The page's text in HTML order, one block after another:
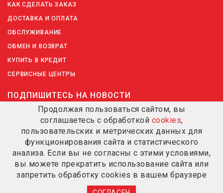
КАК СДЕЛАТЬ ЗАКАЗ
ДОСТАВКА И ОПЛАТА
ОБСЛУЖИВАНИЕ
ОБМЕН И ВОЗВРАТ
КУПИТЬ В КРЕДИТ
СЕРВИСНЫЕ ЦЕНТРЫ
ПОДПИШИТЕСЬ НА НОВОСТИ
ПОДПИШИТЕСЬ НА НОВОСТИ
© 2020-2026 VALERA SWISS HAIR SPECIALISTS. ВСЕ ПРАВА
Продолжая пользоваться сайтом, вы
соглашаетесь с обработкой cookies,
пользовательских и метрических данных для
функционирования сайта и статистического
анализа. Если вы не согласны с этими условиями,
вы можете прекратить использование сайта или
запретить обработку cookies в вашем браузере